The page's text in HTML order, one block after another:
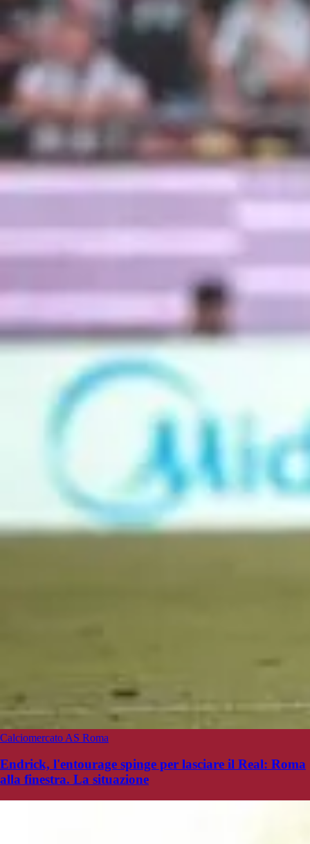
Calciomercato AS Roma
Endrick, l'entourage spinge per lasciare il Real: Roma
alla finestra. La situazione